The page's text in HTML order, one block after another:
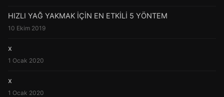
HIZLI YAĞ YAKMAK İÇİN EN ETKİLİ 5 YÖNTEM
10 Ekim 2019
x
1 Ocak 2020
x
1 Ocak 2020